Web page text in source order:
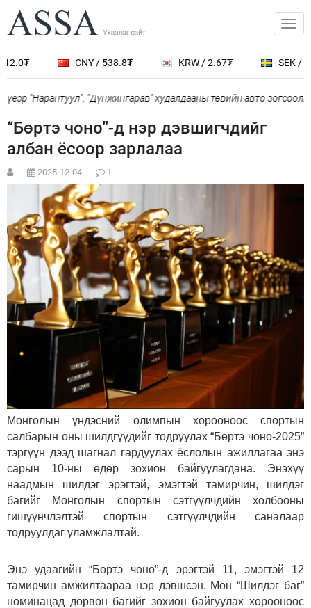
CNY / 538.8₮ KRW / 2.67₮ SEK /
"Нарантуул", "Дүнжингарав" худалдааны төвийн авто зогсоолыг
“Бөртэ чоно”-д нэр дэвшигчдийг
албан ёсоор зарлалаа
2025-12-04 1
Монголын үндэсний олимпын хорооноос спортын
салбарын оны шилдгүүдийг тодруулах “Бөртэ чоно-2025”
тэргүүн дээд шагнал гардуулах ёслолын ажиллагаа энэ
сарын 10-ны өдөр зохион байгуулагдана. Энэхүү
наадмын шилдэг эрэгтэй, эмэгтэй тамирчин, шилдэг
багийг Монголын спортын сэтгүүлчдийн холбооны
гишүүнчлэлтэй спортын сэтгүүлчдийн саналаар
тодруулдаг уламжлалтай.
Энэ удаагийн “Бөртэ чоно”-д эрэгтэй 11, эмэгтэй 12
тамирчин амжилтаараа нэр дэвшсэн. Мөн “Шилдэг баг”
номинацад дөрвөн багийг зохион байгуулах хорооноос